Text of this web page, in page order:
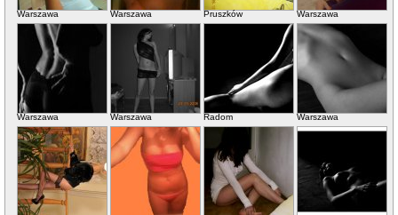
Warszawa Warszawa Pruszków Warszawa
Warszawa Warszawa Radom Warszawa